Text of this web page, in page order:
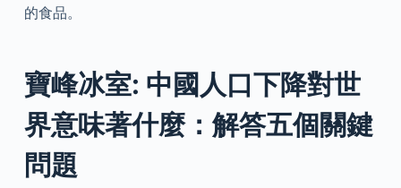
的食品。
寶峰冰室: 中國人口下降對世
界意味著什麼：解答五個關鍵
問題